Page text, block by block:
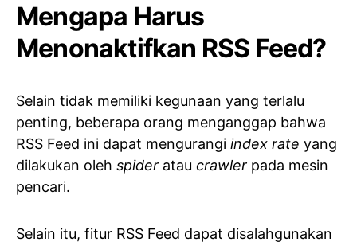
Mengapa Harus
Menonaktifkan RSS Feed?
Selain tidak memiliki kegunaan yang terlalu
penting, beberapa orang menganggap bahwa
RSS Feed ini dapat mengurangi index rate yang
dilakukan oleh spider atau crawler pada mesin
pencari.
Selain itu, fitur RSS Feed dapat disalahgunakan